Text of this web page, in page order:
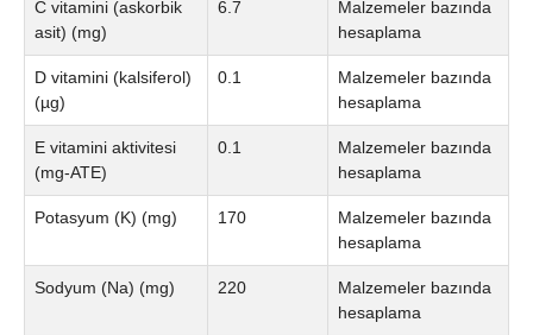
C vitamini (askorbik
asit) (mg)
6.7
Malzemeler bazında
hesaplama
D vitamini (kalsiferol)
(µg)
0.1
Malzemeler bazında
hesaplama
E vitamini aktivitesi
(mg-ATE)
0.1
Malzemeler bazında
hesaplama
Potasyum (K) (mg) 170
Malzemeler bazında
hesaplama
Sodyum (Na) (mg) 220
Malzemeler bazında
hesaplama